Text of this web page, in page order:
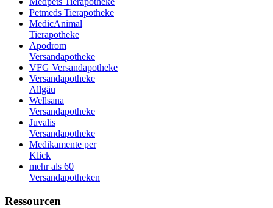
Petmeds Tierapotheke
MedicAnimal
Tierapotheke
Apodrom
Versandapotheke
VFG Versandapotheke
Versandapotheke
Allgäu
Wellsana
Versandapotheke
Juvalis
Versandapotheke
Medikamente per
Klick
mehr als 60
Versandapotheken
Ressourcen